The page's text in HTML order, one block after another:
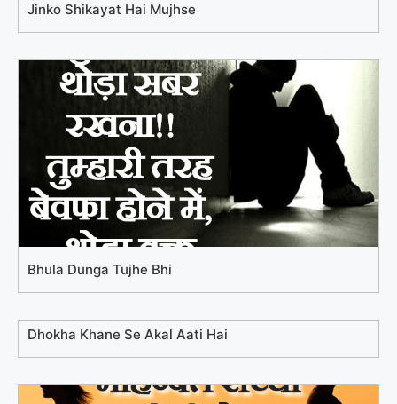
Jinko Shikayat Hai Mujhse
Bhula Dunga Tujhe Bhi
Dhokha Khane Se Akal Aati Hai